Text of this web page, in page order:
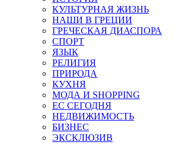
КУЛЬТУРНАЯ ЖИЗНЬ
НАШИ В ГРЕЦИИ
ГРЕЧЕСКАЯ ДИАСПОРА
СПОРТ
ЯЗЫК
РЕЛИГИЯ
ПРИРОДА
КУХНЯ
МОДА И SHOPPING
ЕС СЕГОДНЯ
НЕДВИЖИМОСТЬ
БИЗНЕС
ЭКСКЛЮЗИВ